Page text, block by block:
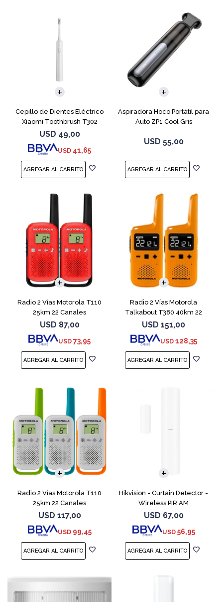
Cepillo de Dientes Eléctrico
Xiaomi Toothbrush T302
Silver
USD 49,00
USD 41,65
Aspiradora Hoco Portátil para
Auto ZP1 Cool Gris
USD 55,00
Radio 2 Vías Motorola T110
25km 22 Canales
USD 87,00
USD 73,95
Radio 2 Vías Motorola
Talkabout T380 40km 22
Canales Ip54
USD 151,00
USD 128,35
Radio 2 Vías Motorola T110
25km 22 Canales
USD 117,00
USD 99,45
Hikvision - Curtain Detector -
Wireless PIR AM
USD 67,00
USD 56,95